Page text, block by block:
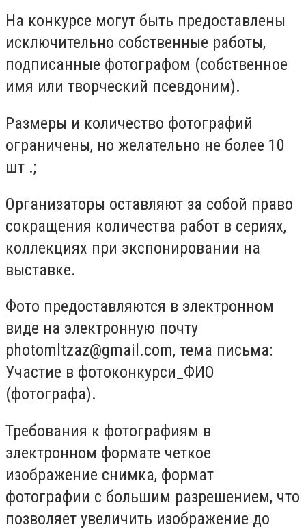
На конкурсе могут быть предоставлены
исключительно собственные работы,
подписанные фотографом (собственное
имя или творческий псевдоним).
Размеры и количество фотографий
ограничены, но желательно не более 10
шт .;
Организаторы оставляют за собой право
сокращения количества работ в сериях,
коллекциях при экспонировании на
выставке.
Фото предоставляются в электронном
виде на электронную почту
photomltzaz@gmail.com, тема письма:
Участие в фотоконкурси_ФИО
(фотографа).
Требования к фотографиям в
электронном формате четкое
изображение снимка, формат
фотографии с большим разрешением, что
позволяет увеличить изображение до